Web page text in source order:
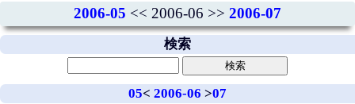
2006-05 << 2006-06 >> 2006-07
検索
05< 2006-06 >07